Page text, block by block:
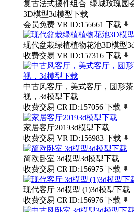
复古法式摆件组合_绿城玫瑰园
3D模型3d模型下载
会员免费 VR ID:156661 下载
现代盆栽绿植植物花池3D模型
收费交易 VR ID:157316 下载
中古风客厅，美式客厅，圆形
视，3d模型下载
收费交易 CR ID:157056 下载
家居客厅20193d模型下载
收费交易 VR ID:156983 下载
简欧卧室 3d模型3d模型下载
收费交易 CR ID:156975 下载
现代客厅 3d模型 (1)3d模型下载
收费交易 CR ID:156976 下载